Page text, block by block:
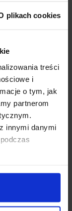
plikach cookies
treści
i
o tym, jak
partnerom
innymi danymi